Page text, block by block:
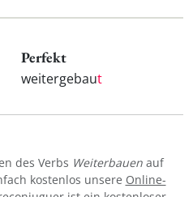
Perfekt
weitergebaut
des Verbs Weiterbauenauf
kostenlos unsere Online-